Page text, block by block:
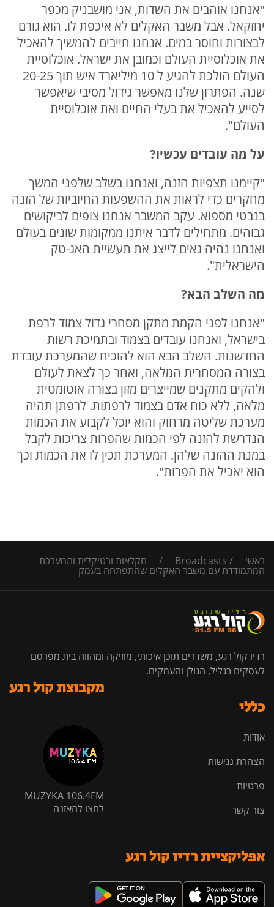
"אנחנו אוהבים את השדות, אני מושבניק מכפר
יחזקאל. אבל משבר האקלים לא איכפת לו. הוא גורם
לבצורות וחוסר במים. אנחנו חייבים להמשיך להאכיל
את אוכלוסיית העולם וכמובן את ישראל. אוכלוסיית
העולם הולכת להגיע ל 10 מיליארד איש תוך 20-25
שנה. הפתרון שלנו מאפשר גידול מסיבי שיאפשר
לסייע להאכיל את בעלי החיים ואת אוכלוסיית
העולם".
על מה עובדים עכשיו?
"קיימנו תצפיות הזנה, ואנחנו בשלב שלפני המשך
מחקרים כדי לראות את ההשפעות החיוביות של הזנה
בנבטי מספוא. עקב המשבר אנחנו צופים לביקושים
גבוהים. מתחילים לדבר איתנו ממקומות שונים בעולם
ואנחנו נהיה גאים לייצג את תעשיית האג-טק
הישראלית".
מה השלב הבא?
"אנחנו לפני הקמת מתקן מסחרי גדול צמוד לרפת
בישראל, ואנחנו עובדים בצמוד ובתמיכת רשות
החדשנות. השלב הבא הוא להוכיח שהמערכת עובדת
בצורה המסחרית המלאה, ואחר כך לצאת לעולם
ולהקים מתקנים שמייצרים מזון בצורה אוטומטית
מלאה, ללא כוח אדם בצמוד לרפתות. לרפתן תהיה
מערכת שליטה מרחוק והוא יוכל לקבוע את הכמות
הנדרשת להזנה לפי הכמות שהפרות צריכות לקבל
במנת ההזנה שלהן. המערכת תכין לו את הכמות וכך
הוא יאכיל את הפרות".
ראשי /
Broadcasts
/ חקלאות ורטיקלית והמערכת
המתמודדת עם משבר האקלים שהתפתחה בעמק
רדיו קול רגע, משדרים תוכן איכותי, מוזיקה ומהווה בית מפרסם
לעסקים בגליל, הגולן והעמקים.
כללי
אודות
הצהרת נגישות
פרטיות
צור קשר
מקבוצת קול רגע
MUZYKA 106.4FM
לחצו להאזנה
אפליקציית רדיו קול רגע